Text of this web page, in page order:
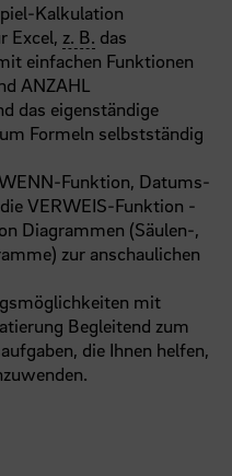
Kalkulation
Excel, z. B. das
einfachen Funktionen
ANZAHL
das eigenständige
Formeln selbstständig
Funktion, Datums-
VERWEIS-Funktion -
Diagrammen (Säulen-,
zur anschaulichen
mit
Begleitend zum
die Ihnen helfen,